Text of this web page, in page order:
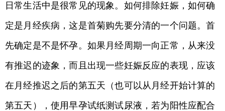
日常生活中是很常见的现象。如何排除妊娠，如何确
定是月经疾病，这是首菊购先要分清的一个问题。首
先确定是不是怀孕。如果月经周期一向正常，从来没
有推迟的迹象，而且出现一些妊娠反应的表现，应该
在月经推迟之后的第五天（也可以从月经开始计算的
第五天），使用早孕试纸测试尿液，若为阳性应配合